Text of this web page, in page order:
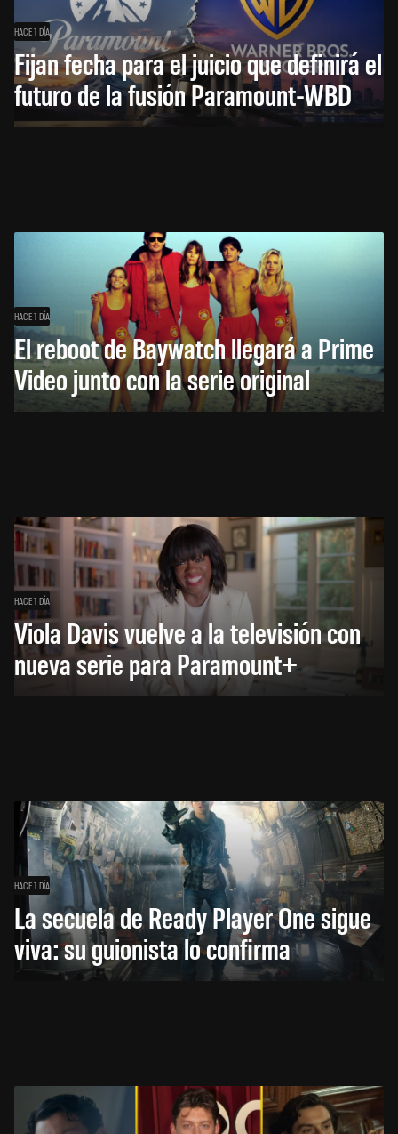
HACE 1 DÍA
Fijan fecha para el juicio que definirá el
futuro de la fusión Paramount-WBD
HACE 1 DÍA
El reboot de Baywatch llegará a Prime
Video junto con la serie original
HACE 1 DÍA
Viola Davis vuelve a la televisión con
nueva serie para Paramount+
HACE 1 DÍA
La secuela de Ready Player One sigue
viva: su guionista lo confirma